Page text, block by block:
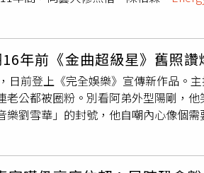
線。根據Kpler的數據，愈來愈多沙
亞洲買家而言，這代表原本可經亞
埃及、連接紅海與地中海西迪凱里爾
2,879萬桶。4月的數據是在胡塞武裝
時船舶追蹤與海事分析平台「
）錨地附近等待的船舶，目前約有30
分析師莫里斯（George Morris）表
他認為，這正是受到胡塞武裝的影響
約一半。現在延布港裝載的原油中
接下來還是要繼續反省，遭查扣的8
萬元費用協助逃兵，全案因王大陸閃
年前，花15萬元找槍手代測，偽裝成
提前退役，檢方日前起訴並求處2年8
法院，對於媒體詢問是否認罪未有回
年前《金曲超級星》舊照讚
日前登上《完全娛樂》宣傳新作品。
公都被圈粉。別看阿弟外型陽剛，
劉雪華」的封號，他自嘲內心像個
他表示自己愛唱歌是遺傳自爸爸，
能接手家族工廠，卻從未阻礙他的演